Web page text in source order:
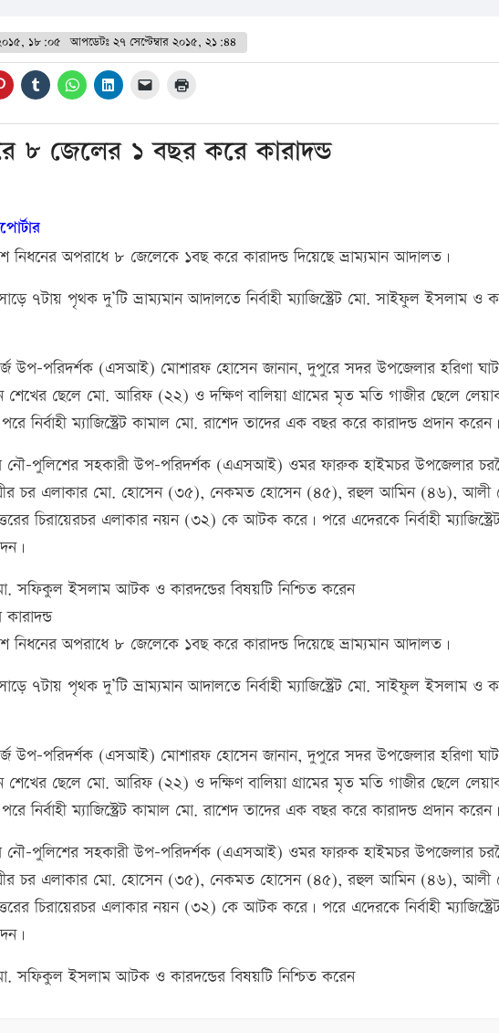
২০১৫, ১৮:০৫ আপডেটঃ ২৭ সেপ্টেম্বার ২০১৫, ২১:৪৪
৮ জেলের ১ বছর করে কারাদন্ড
নিধনের অপরাধে ৮ জেলেকে ১বছ করে কারাদন্ড দিয়েছে ভ্রাম্যমান আদালত।
৭টায় পৃথক দু’টি ভ্রাম্যমান আদালতে নির্বাহী ম্যাজিস্ট্রেট মো. সাইফুল ইসলাম ও
উপ-পরিদর্শক (এসআই) মোশারফ হোসেন জানান, দুপুরে সদর উপজেলার হরিণা ঘাট
শেখের ছেলে মো. আরিফ (২২) ও দক্ষিণ বালিয়া গ্রামের মৃত মতি গাজীর ছেলে
ম্যাজিস্ট্রেট কামাল মো. রাশেদ তাদের এক বছর করে কারাদন্ড প্রদান করেন।
নৌ-পুলিশের সহকারী উপ-পরিদর্শক (এএসআই) ওমর ফারুক হাইমচর উপজেলার
চর এলাকার মো. হোসেন (৩৫), নেকমত হোসেন (৪৫), রহুল আমিন (৪৬),
চিরায়েরচর এলাকার নয়ন (৩২) কে আটক করে। পরে এদেরকে নির্বাহী
সফিকুল ইসলাম আটক ও কারদন্ডের বিষয়টি নিশ্চিত করেন
নিধনের অপরাধে ৮ জেলেকে ১বছ করে কারাদন্ড দিয়েছে ভ্রাম্যমান আদালত।
৭টায় পৃথক দু’টি ভ্রাম্যমান আদালতে নির্বাহী ম্যাজিস্ট্রেট মো. সাইফুল ইসলাম ও
উপ-পরিদর্শক (এসআই) মোশারফ হোসেন জানান, দুপুরে সদর উপজেলার হরিণা ঘাট
শেখের ছেলে মো. আরিফ (২২) ও দক্ষিণ বালিয়া গ্রামের মৃত মতি গাজীর ছেলে
ম্যাজিস্ট্রেট কামাল মো. রাশেদ তাদের এক বছর করে কারাদন্ড প্রদান করেন।
নৌ-পুলিশের সহকারী উপ-পরিদর্শক (এএসআই) ওমর ফারুক হাইমচর উপজেলার
চর এলাকার মো. হোসেন (৩৫), নেকমত হোসেন (৪৫), রহুল আমিন (৪৬),
চিরায়েরচর এলাকার নয়ন (৩২) কে আটক করে। পরে এদেরকে নির্বাহী
সফিকুল ইসলাম আটক ও কারদন্ডের বিষয়টি নিশ্চিত করেন